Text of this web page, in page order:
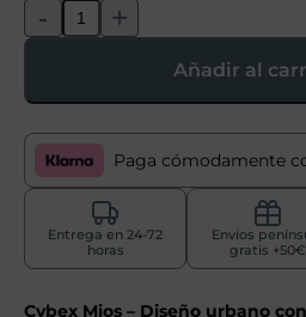
- +
Añadir al
Paga cómodamente
Entrega en 24-72
horas
Envíos
gratis +50€
Cybex Mios – Diseño urbano